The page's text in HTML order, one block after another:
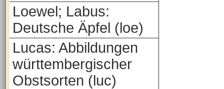
Loewel; Labus:
Deutsche Äpfel (loe)
Lucas: Abbildungen
württembergischer
Obstsorten (luc)